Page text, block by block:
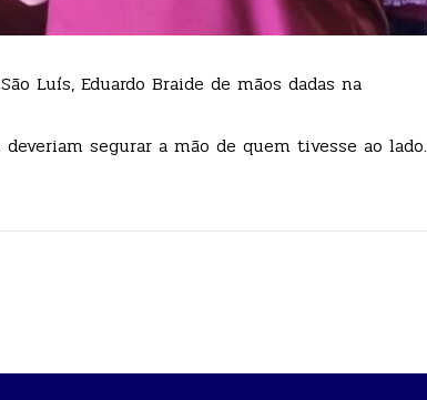
Luís, Eduardo Braide de mãos dadas na
segurar a mão de quem tivesse ao lado.